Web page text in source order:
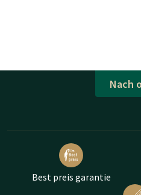
Nach
Best preis garantie